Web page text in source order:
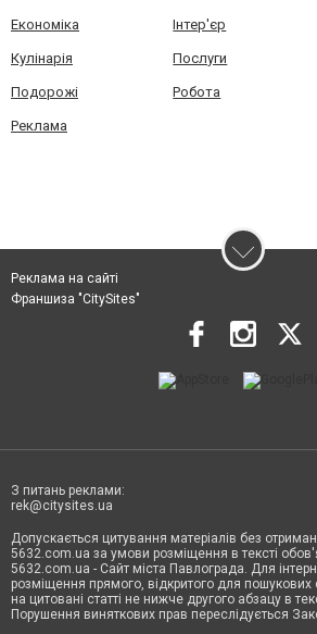
Економіка Інтер'єр
Кулінарія Послуги
Подорожі Робота
Реклама
Реклама на сайті
Франшиза "CitySites"
З питань реклами:
rek@citysites.ua
Допускається цитування матеріалів без
5632.com.ua за умови розміщення в тексті
5632.com.ua - Сайт міста Павлограда. Для
розміщення прямого, відкритого для пошукових
на цитовані статті не нижче другого абзацу в
Порушення виняткових прав переслідується